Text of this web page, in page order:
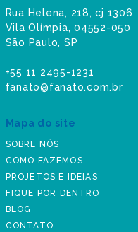
Rua Helena, 218, cj 1306
Vila Olímpia, 04552-050
São Paulo, SP
+55 11 2495-1231
fanato@fanato.com.br
Mapa do site
SOBRE NÓS
COMO FAZEMOS
PROJETOS E IDEIAS
FIQUE POR DENTRO
BLOG
CONTATO